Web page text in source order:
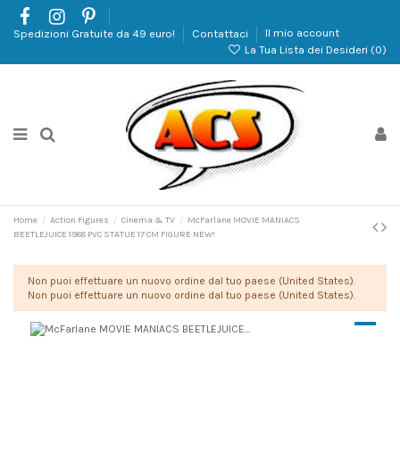
Spedizioni Gratuite da 49 euro! Contattaci
Il mio account
La Tua Lista dei Desideri (0)
Home Action Figures Cinema & TV
McFarlane MOVIE MANIACS
BEETLEJUICE 1988 PVC STATUE 17 CM FIGURE NEW!
Non puoi effettuare un nuovo ordine dal tuo paese (United States).
Non puoi effettuare un nuovo ordine dal tuo paese (United States).